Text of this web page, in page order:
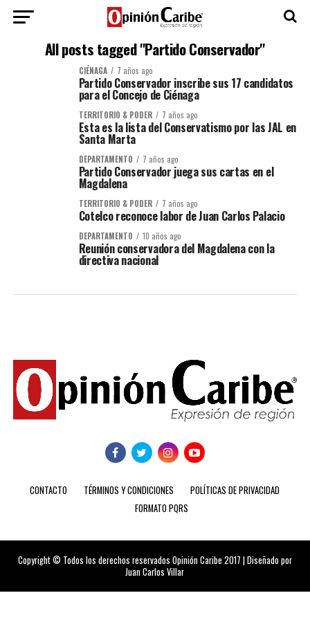
All posts tagged "Partido Conservador"
CIÉNAGA 7 años ago
Partido Conservador inscribe sus 17 candidatos
para el Concejo de Ciénaga
TERRITORIO & PODER 7 años ago
Esta es la lista del Conservatismo por las JAL en
Santa Marta
DEPARTAMENTO 7 años ago
Partido Conservador juega sus cartas en el
Magdalena
TERRITORIO & PODER 7 años ago
Cotelco reconoce labor de Juan Carlos Palacio
DEPARTAMENTO 10 años ago
Reunión conservadora del Magdalena con la
directiva nacional
CONTACTO TÉRMINOS Y CONDICIONES
POLÍTICAS DE PRIVACIDAD
FORMATO PQRS
Copyright © Todos los derechos reservados Opinión Caribe 2017 | Diseñado por
Juan Carlos Villar